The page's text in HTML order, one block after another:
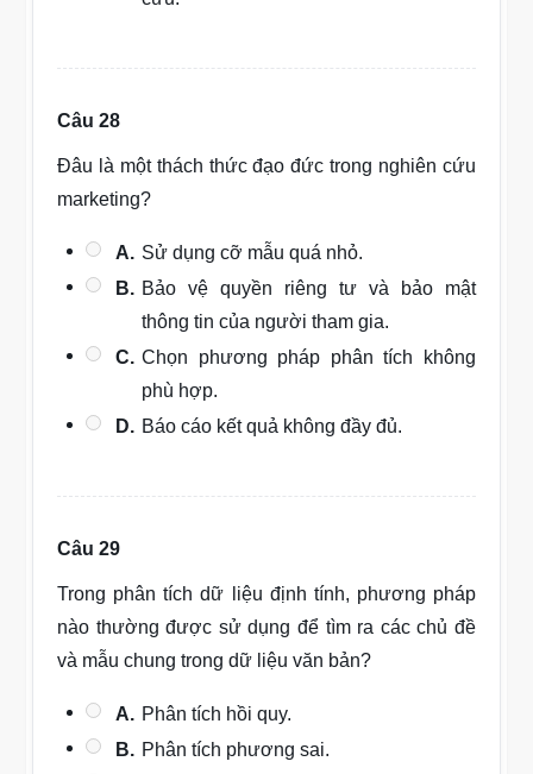
Câu 28
Đâu là một thách thức đạo đức trong nghiên cứu
marketing?
A. Sử dụng cỡ mẫu quá nhỏ.
B. Bảo vệ quyền riêng tư và bảo mật
thông tin của người tham gia.
C. Chọn phương pháp phân tích không
phù hợp.
D. Báo cáo kết quả không đầy đủ.
Câu 29
Trong phân tích dữ liệu định tính, phương pháp
nào thường được sử dụng để tìm ra các chủ đề
và mẫu chung trong dữ liệu văn bản?
A. Phân tích hồi quy.
B. Phân tích phương sai.